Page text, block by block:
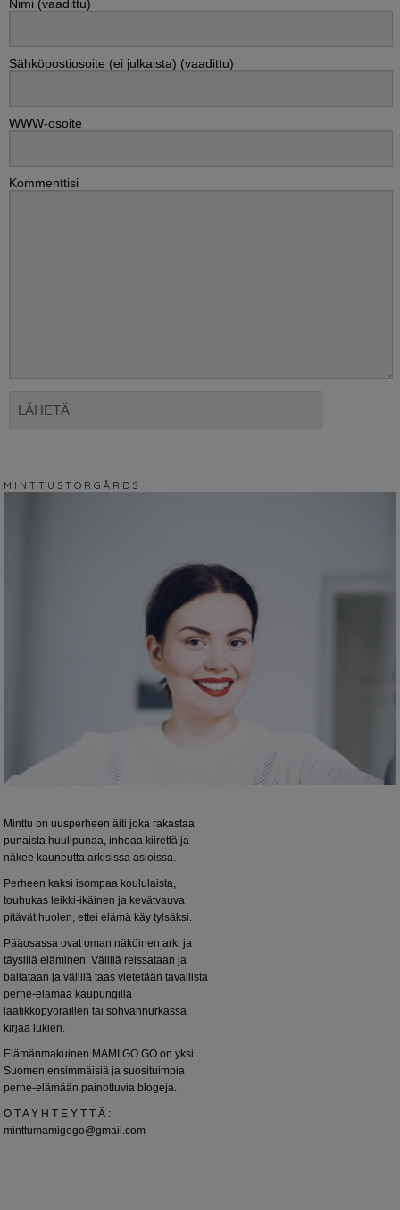
Nimi (vaadittu)
Sähköpostiosoite (ei julkaista) (vaadittu)
WWW-osoite
Kommenttisi
M I N T T U S T O R G Å R D S
Minttu on uusperheen äiti joka rakastaa
punaista huulipunaa, inhoaa kiirettä ja
näkee kauneutta arkisissa asioissa.
Perheen kaksi isompaa koululaista,
touhukas leikki-ikäinen ja kevätvauva
pitävät huolen, ettei elämä käy tylsäksi.
Pääosassa ovat oman näköinen arki ja
täysillä eläminen. Välillä reissataan ja
bailataan ja välillä taas vietetään tavallista
perhe-elämää kaupungilla
laatikkopyöräillen tai sohvannurkassa
kirjaa lukien.
Elämänmakuinen MAMI GO GO on yksi
Suomen ensimmäisiä ja suosituimpia
perhe-elämään painottuvia blogeja.
O T A Y H T E Y T T Ä :
minttumamigogo@gmail.com